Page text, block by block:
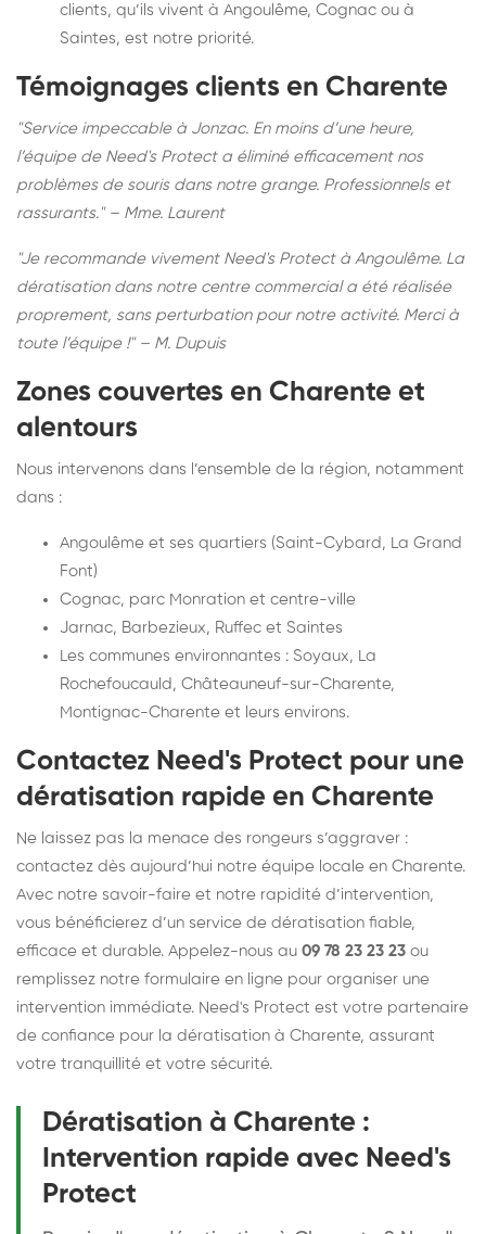
clients, qu’ils vivent à Angoulême, Cognac ou à
Saintes, est notre priorité.
Témoignages clients en Charente
"Service impeccable à Jonzac. En moins d’une heure,
l’équipe de Need's Protect a éliminé efficacement nos
problèmes de souris dans notre grange. Professionnels et
rassurants." – Mme. Laurent
"Je recommande vivement Need's Protect à Angoulême. La
dératisation dans notre centre commercial a été réalisée
proprement, sans perturbation pour notre activité. Merci à
toute l’équipe !" – M. Dupuis
Zones couvertes en Charente et
alentours
Nous intervenons dans l’ensemble de la région, notamment
dans :
Angoulême et ses quartiers (Saint-Cybard, La Grand
Font)
Cognac, parc Monration et centre-ville
Jarnac, Barbezieux, Ruffec et Saintes
Les communes environnantes : Soyaux, La
Rochefoucauld, Châteauneuf-sur-Charente,
Montignac-Charente et leurs environs.
Contactez Need's Protect pour une
dératisation rapide en Charente
Ne laissez pas la menace des rongeurs s’aggraver :
contactez dès aujourd’hui notre équipe locale en Charente.
Avec notre savoir-faire et notre rapidité d’intervention,
vous bénéficierez d’un service de dératisation fiable,
efficace et durable. Appelez-nous au 09 78 23 23 23 ou
remplissez notre formulaire en ligne pour organiser une
intervention immédiate. Need's Protect est votre partenaire
de confiance pour la dératisation à Charente, assurant
votre tranquillité et votre sécurité.
Dératisation à Charente :
Intervention rapide avec Need's
Protect